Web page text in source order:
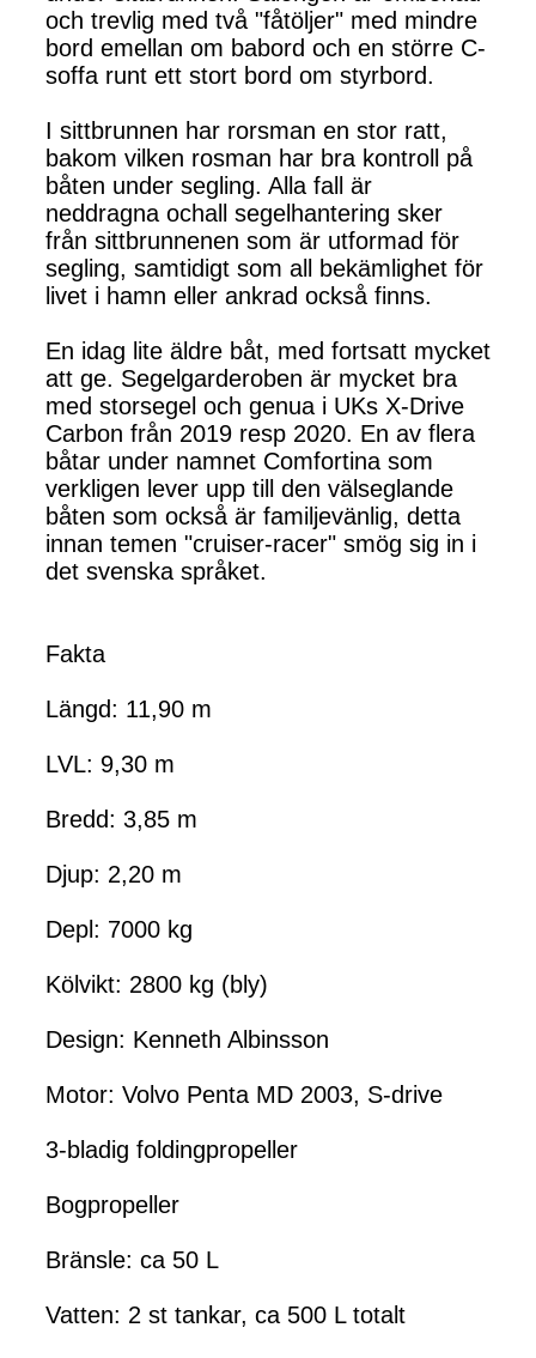
och trevlig med två "fåtöljer" med mindre
bord emellan om babord och en större C-
soffa runt ett stort bord om styrbord.
I sittbrunnen har rorsman en stor ratt,
bakom vilken rosman har bra kontroll på
båten under segling. Alla fall är
neddragna ochall segelhantering sker
från sittbrunnenen som är utformad för
segling, samtidigt som all bekämlighet för
livet i hamn eller ankrad också finns.
En idag lite äldre båt, med fortsatt mycket
att ge. Segelgarderoben är mycket bra
med storsegel och genua i UKs X-Drive
Carbon från 2019 resp 2020. En av flera
båtar under namnet Comfortina som
verkligen lever upp till den välseglande
båten som också är familjevänlig, detta
innan temen "cruiser-racer" smög sig in i
det svenska språket.
Fakta
Längd: 11,90 m
LVL: 9,30 m
Bredd: 3,85 m
Djup: 2,20 m
Depl: 7000 kg
Kölvikt: 2800 kg (bly)
Design: Kenneth Albinsson
Motor: Volvo Penta MD 2003, S-drive
3-bladig foldingpropeller
Bogpropeller
Bränsle: ca 50 L
Vatten: 2 st tankar, ca 500 L totalt